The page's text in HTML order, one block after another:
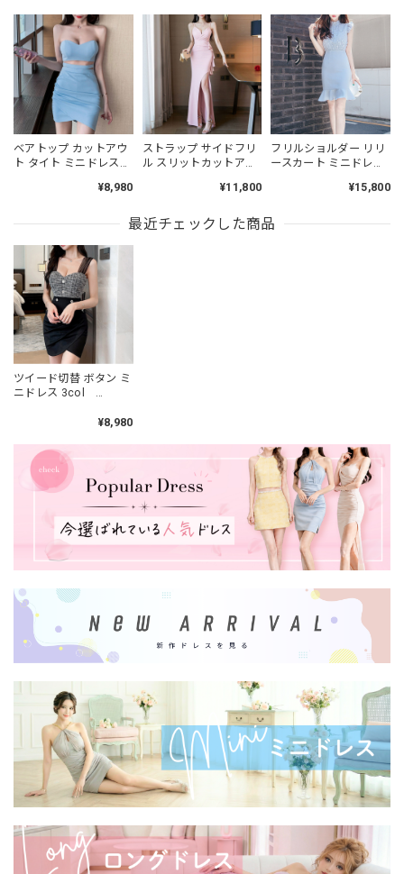
ベアトップ カットアウ
ト タイト ミニドレス
¥8,980
ストラップ サイドフリ
ル スリットカットアウ
¥11,800
フリルショルダー リリ
ースカート ミニドレス
¥15,800
最近チェックした商品
ツイード切替 ボタン ミ
ニドレス 3col
¥8,980